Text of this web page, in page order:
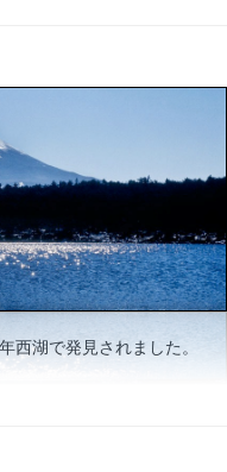
西湖で発見されました。